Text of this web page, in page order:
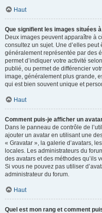
Haut
Que signifient les images situées
Deux images peuvent apparaître à
consultez un sujet. Une d’elles
généralement représentée par des
permet d’indiquer votre activité
publié, ou permet de différencier
image, généralement plus grande,
qui est bien souvent unique et
Haut
Comment puis-je afficher un
Dans le panneau de contrôle de
ajouter un avatar en utilisant une
« Gravatar », la galerie d’avatars,
locales. Les administrateurs du
des avatars et des méthodes qu’ils
Si vous ne pouvez pas utiliser
administrateur du forum.
Haut
Quel est mon rang et comment